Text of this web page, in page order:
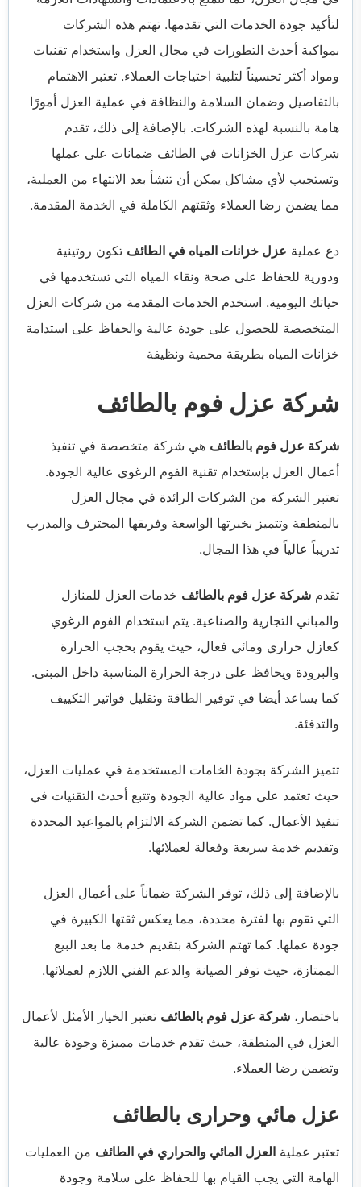
لتأكيد جودة الخدمات التي تقدمها. تهتم هذه الشركات
بمواكبة أحدث التطورات في مجال العزل واستخدام تقنيات
ومواد أكثر تحسيناً لتلبية احتياجات العملاء. تعتبر الاهتمام
بالتفاصيل وضمان السلامة والنظافة في عملية العزل أمورًا
هامة بالنسبة لهذه الشركات. بالإضافة إلى ذلك، تقدم
شركات عزل الخزانات في الطائف ضمانات على عملها
وتستجيب لأي مشاكل يمكن أن تنشأ بعد الانتهاء من العملية،
مما يضمن رضا العملاء وثقتهم الكاملة في الخدمة المقدمة.
دع عملية عزل خزانات المياه في الطائف تكون روتينية
ودورية للحفاظ على صحة ونقاء المياه التي تستخدمها في
حياتك اليومية. استخدم الخدمات المقدمة من شركات العزل
المتخصصة للحصول على جودة عالية والحفاظ على استدامة
خزانات المياه بطريقة محمية ونظيفة
شركة عزل فوم بالطائف
شركة عزل فوم بالطائف هي شركة متخصصة في تنفيذ
أعمال العزل بإستخدام تقنية الفوم الرغوي عالية الجودة.
تعتبر الشركة من الشركات الرائدة في مجال العزل
بالمنطقة وتتميز بخبرتها الواسعة وفريقها المحترف والمدرب
تدريباً عالياً في هذا المجال.
تقدم شركة عزل فوم بالطائف خدمات العزل للمنازل
والمباني التجارية والصناعية. يتم استخدام الفوم الرغوي
كعازل حراري ومائي فعال، حيث يقوم بحجب الحرارة
والبرودة ويحافظ على درجة الحرارة المناسبة داخل المبنى.
كما يساعد أيضا في توفير الطاقة وتقليل فواتير التكييف
والتدفئة.
تتميز الشركة بجودة الخامات المستخدمة في عمليات العزل،
حيث تعتمد على مواد عالية الجودة وتتبع أحدث التقنيات في
تنفيذ الأعمال. كما تضمن الشركة الالتزام بالمواعيد المحددة
وتقديم خدمة سريعة وفعالة لعملائها.
بالإضافة إلى ذلك، توفر الشركة ضماناً على أعمال العزل
التي تقوم بها لفترة محددة، مما يعكس ثقتها الكبيرة في
جودة عملها. كما تهتم الشركة بتقديم خدمة ما بعد البيع
الممتازة، حيث توفر الصيانة والدعم الفني اللازم لعملائها.
باختصار، شركة عزل فوم بالطائف تعتبر الخيار الأمثل لأعمال
العزل في المنطقة، حيث تقدم خدمات مميزة وجودة عالية
وتضمن رضا العملاء.
عزل مائي وحرارى بالطائف
تعتبر عملية العزل المائي والحراري في الطائف من العمليات
الهامة التي يجب القيام بها للحفاظ على سلامة وجودة